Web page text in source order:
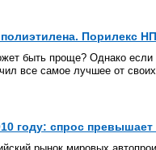
полиэтилена. Порилекс
быть проще? Однако
все самое лучшее от
году: спрос